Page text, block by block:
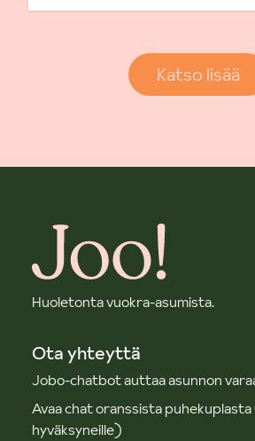
Katso lisää
Huoletonta vuokra-asumista.
Ota yhteyttä
Jobo-chatbot auttaa asunnon
Avaa chat oranssista
hyväksyneille)